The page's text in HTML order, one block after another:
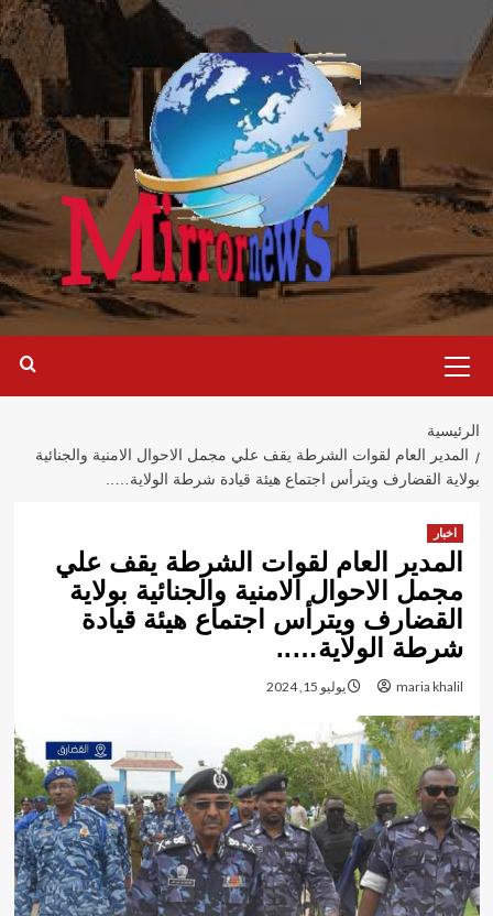
تخطي
إلى
المحتوى
الرئيسية
الرئيسية
المدير العام لقوات الشرطة يقف علي مجمل الاحوال الامنية والجنائية
بولاية القضارف ويترأس اجتماع هيئة قيادة شرطة الولاية…..
اخبار
المدير العام لقوات الشرطة يقف علي
مجمل الاحوال الامنية والجنائية بولاية
القضارف ويترأس اجتماع هيئة قيادة
شرطة الولاية…..
maria khalil يوليو 15, 2024